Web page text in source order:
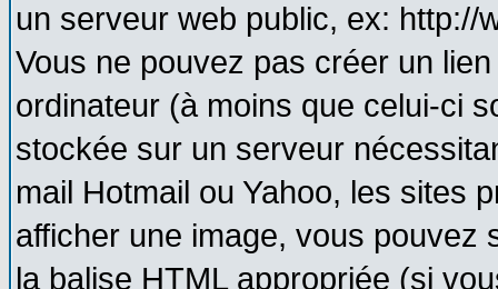
un serveur web public, ex: http://
Vous ne pouvez pas créer un
ordinateur (à moins que celui-ci
stockée sur un serveur
mail Hotmail ou Yahoo, les sites
afficher une image, vous pouvez
la balise HTML appropriée (si